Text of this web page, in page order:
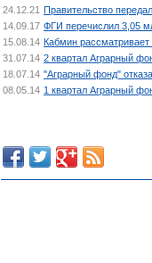
24.12.21 Правительство
14.09.17 ФГИ перечислил 3,05
15.08.14 Кабмин
31.07.14 2 квартал Аграрный
18.07.14 "Аграрный фонд"
08.05.14 1 квартал Аграрный